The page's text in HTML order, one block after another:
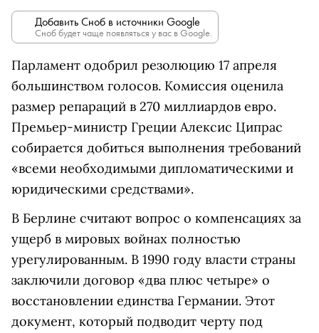
Добавить Сноб в источники Google
Сноб будет чаще появляться у вас в Google.
Парламент одобрил резолюцию 17 апреля
большинством голосов. Комиссия оценила
размер репараций в 270 миллиардов евро.
Премьер-министр Греции Алексис Ципрас
собирается добиться выполнения требований
«всеми необходимыми дипломатическими и
юридическими средствами».
В Берлине считают вопрос о компенсациях за
ущерб в мировых войнах полностью
урегулированным. В 1990 году власти страны
заключили договор «два плюс четыре» о
восстановлении единства Германии. Этот
документ, который подводит черту под